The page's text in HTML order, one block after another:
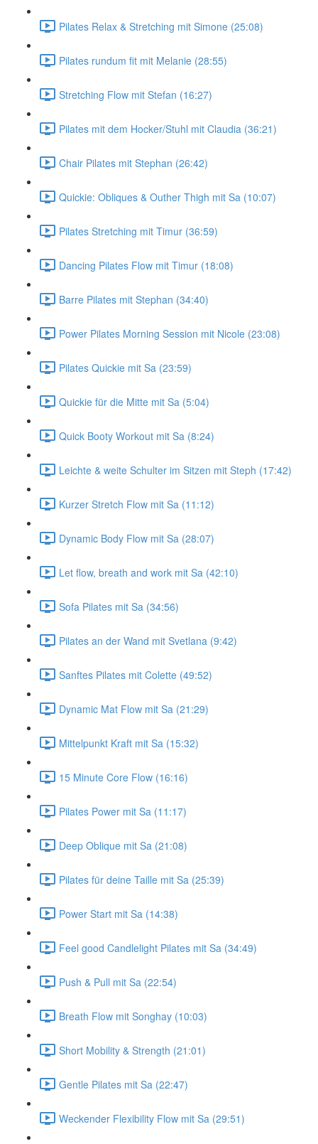
Pilates Relax & Stretching mit Simone (25:08)
Pilates rundum fit mit Melanie (28:55)
Stretching Flow mit Stefan (16:27)
Pilates mit dem Hocker/Stuhl mit Claudia (36:21)
Chair Pilates mit Stephan (26:42)
Quickie: Obliques & Outher Thigh mit Sa (10:07)
Pilates Stretching mit Timur (36:59)
Dancing Pilates Flow mit Timur (18:08)
Barre Pilates mit Stephan (34:40)
Power Pilates Morning Session mit Nicole (23:08)
Pilates Quickie mit Sa (23:59)
Quickie für die Mitte mit Sa (5:04)
Quick Booty Workout mit Sa (8:24)
Leichte & weite Schulter im Sitzen mit Steph (17:42)
Kurzer Stretch Flow mit Sa (11:12)
Dynamic Body Flow mit Sa (28:07)
Let flow, breath and work mit Sa (42:10)
Sofa Pilates mit Sa (34:56)
Pilates an der Wand mit Svetlana (9:42)
Sanftes Pilates mit Colette (49:52)
Dynamic Mat Flow mit Sa (21:29)
Mittelpunkt Kraft mit Sa (15:32)
15 Minute Core Flow (16:16)
Pilates Power mit Sa (11:17)
Deep Oblique mit Sa (21:08)
Pilates für deine Taille mit Sa (25:39)
Power Start mit Sa (14:38)
Feel good Candlelight Pilates mit Sa (34:49)
Push & Pull mit Sa (22:54)
Breath Flow mit Songhay (10:03)
Short Mobility & Strength (21:01)
Gentle Pilates mit Sa (22:47)
Weckender Flexibility Flow mit Sa (29:51)